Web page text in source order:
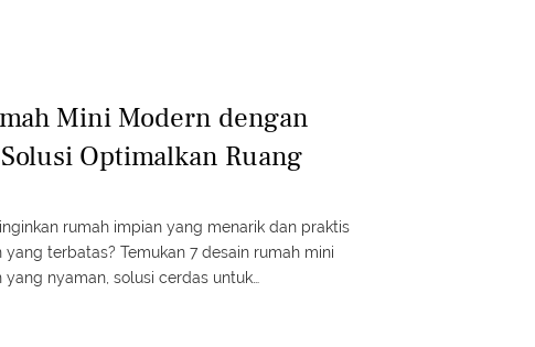
Mini Modern dengan
Optimalkan Ruang
rumah impian yang menarik dan praktis
terbatas? Temukan 7 desain rumah mini
yang nyaman, solusi cerdas untuk